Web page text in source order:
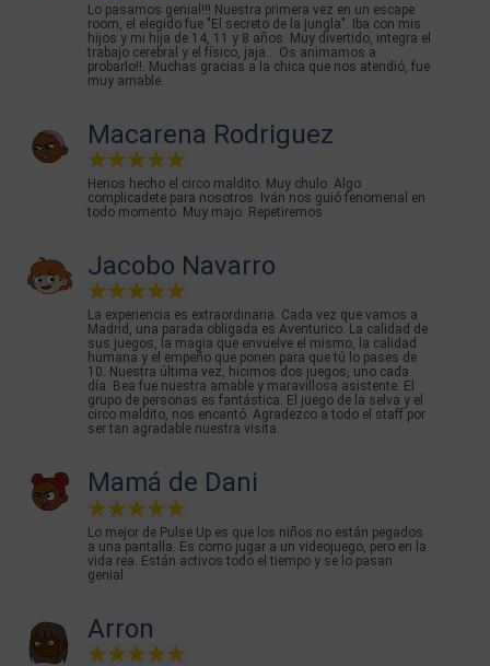
Lo pasamos genial!!! Nuestra primera vez en un escape
room, el elegido fue "El secreto de la jungla". Iba con mis
hijos y mi hija de 14, 11 y 8 años. Muy divertido, integra el
trabajo cerebral y el físico, jaja... Os animamos a
probarlo!!. Muchas gracias a la chica que nos atendió, fue
muy amable.
Macarena Rodriguez
Henos hecho el circo maldito. Muy chulo. Algo
complicadete para nosotros. Iván nos guió fenomenal en
todo momento. Muy majo. Repetiremos
Jacobo Navarro
La experiencia es extraordinaria. Cada vez que vamos a
Madrid, una parada obligada es Aventurico. La calidad de
sus juegos, la magia que envuelve el mismo, la calidad
humana y el empeño que ponen para que tú lo pases de
10. Nuestra última vez, hicimos dos juegos, uno cada
día. Bea fue nuestra amable y maravillosa asistente. El
grupo de personas es fantástica. El juego de la selva y el
circo maldito, nos encantó. Agradezco a todo el staff por
ser tan agradable nuestra visita.
Mamá de Dani
Lo mejor de Pulse Up es que los niños no están pegados
a una pantalla. Es como jugar a un videojuego, pero en la
vida rea. Están activos todo el tiempo y se lo pasan
genial.
Arron